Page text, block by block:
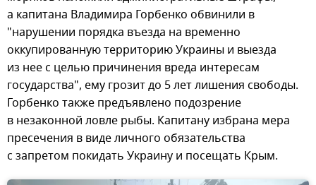
а капитана Владимира Горбенко обвинили в
"нарушении порядка въезда на временно
оккупированную территорию Украины и выезда
из нее с целью причинения вреда интересам
государства", ему грозит до 5 лет лишения свободы.
Горбенко также предъявлено подозрение
в незаконной ловле рыбы. Капитану избрана мера
пресечения в виде личного обязательства
с запретом покидать Украину и посещать Крым.